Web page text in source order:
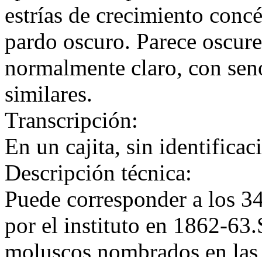
estrías de crecimiento
pardo oscuro. Parece
normalmente claro, con
similares.
Transcripción:
En un cajita, sin
Descripción técnica:
Puede corresponder a los
por el instituto en 1862-
moluscos nombrados en